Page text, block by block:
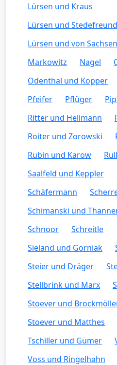
Lürsen und Kraus
Lürsen und Stedefreund
Lürsen und von Sachsen
Markowitz
Nagel
Odenthal und Kopper
Pfeifer
Pflüger
Ritter und Hellmann
Roiter und Zorowski
Rubin und Karow
Saalfeld und Keppler
Schäfermann
Schimanski und
Schnoor
Schreitle
Sieland und Gorniak
Steier und Dräger
Stellbrink und Marx
Stoever und
Stoever und Matthes
Tschiller und Gümer
Voss und Ringelhahn